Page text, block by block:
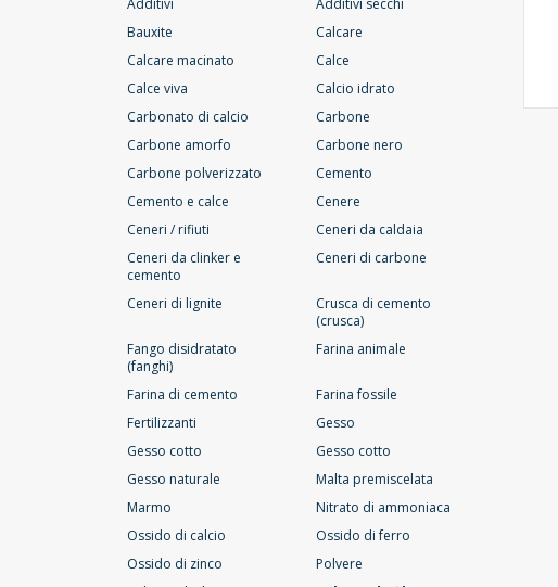
Additivi
Additivi secchi
Bauxite
Calcare
Calcare macinato
Calce
Calce viva
Calcio idrato
Carbonato di calcio
Carbone
Carbone amorfo
Carbone nero
Carbone polverizzato
Cemento
Cemento e calce
Cenere
Ceneri / rifiuti
Ceneri da caldaia
Ceneri da clinker e
cemento
Ceneri di carbone
Ceneri di lignite
Crusca di cemento
(crusca)
Fango disidratato
(fanghi)
Farina animale
Farina di cemento
Farina fossile
Fertilizzanti
Gesso
Gesso cotto
Gesso cotto
Gesso naturale
Malta premiscelata
Marmo
Nitrato di ammoniaca
Ossido di calcio
Ossido di ferro
Ossido di zinco
Polvere